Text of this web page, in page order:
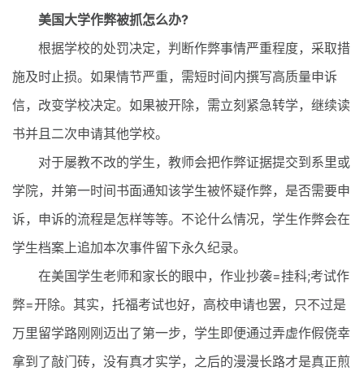
美国大学作弊被抓怎么办?
根据学校的处罚决定，判断作弊事情严重程度，采取措
施及时止损。如果情节严重，需短时间内撰写高质量申诉
信，改变学校决定。如果被开除，需立刻紧急转学，继续读
书并且二次申请其他学校。
对于屡教不改的学生，教师会把作弊证据提交到系里或
学院，并第一时间书面通知该学生被怀疑作弊，是否需要申
诉，申诉的流程是怎样等等。不论什么情况，学生作弊会在
学生档案上追加本次事件留下永久纪录。
在美国学生老师和家长的眼中，作业抄袭=挂科;考试作
弊=开除。其实，托福考试也好，高校申请也罢，只不过是
万里留学路刚刚迈出了第一步，学生即便通过弄虚作假侥幸
拿到了敲门砖，没有真才实学，之后的漫漫长路才是真正煎